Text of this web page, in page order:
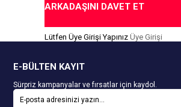
ARKADAŞINI DAVET ET
Lütfen Üye Girişi Yapınız Üye Girişi
E-BÜLTEN KAYIT
Sürpriz kampanyalar ve fırsatlar için kaydol.